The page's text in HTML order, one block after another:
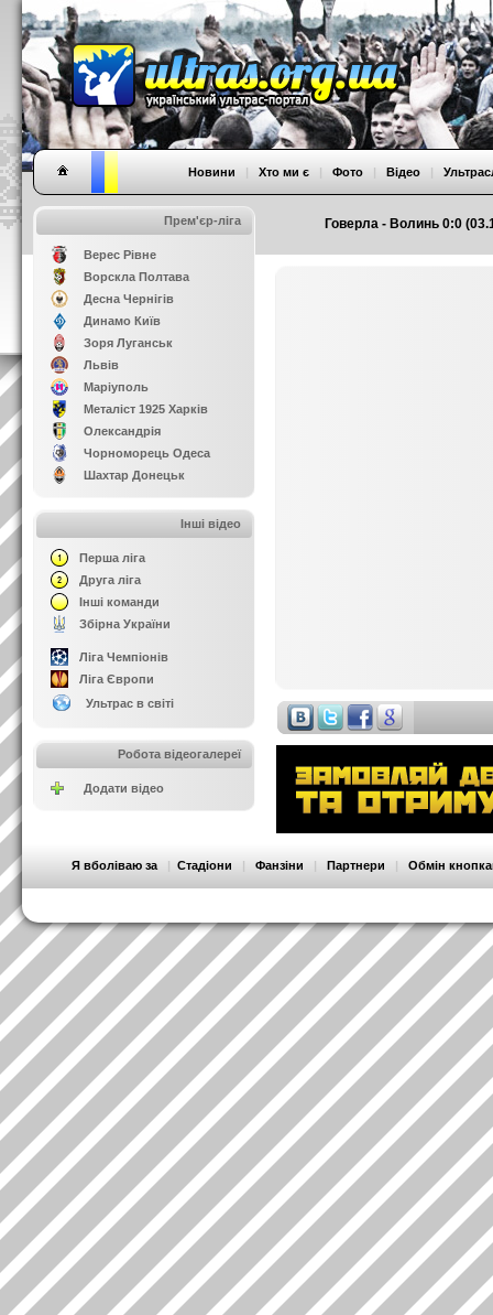
Говерла - Волинь 0:0
Новини | Хто ми є | Фото | Відео |
Прем'єр-ліга
Верес Рівне
Ворскла Полтава
Десна Чернігів
Динамо Київ
Зоря Луганськ
Львів
Маріуполь
Металіст 1925 Харків
Олександрія
Чорноморець Одеса
Шахтар Донецьк
Інші відео
Перша ліга
Друга ліга
Інші команди
Збірна України
Ліга Чемпіонів
Ліга Європи
Ультрас в світі
Робота відеогалереї
Додати відео
Я вболіваю за | Стадіони | Фанзіни | Партнери | Обмін